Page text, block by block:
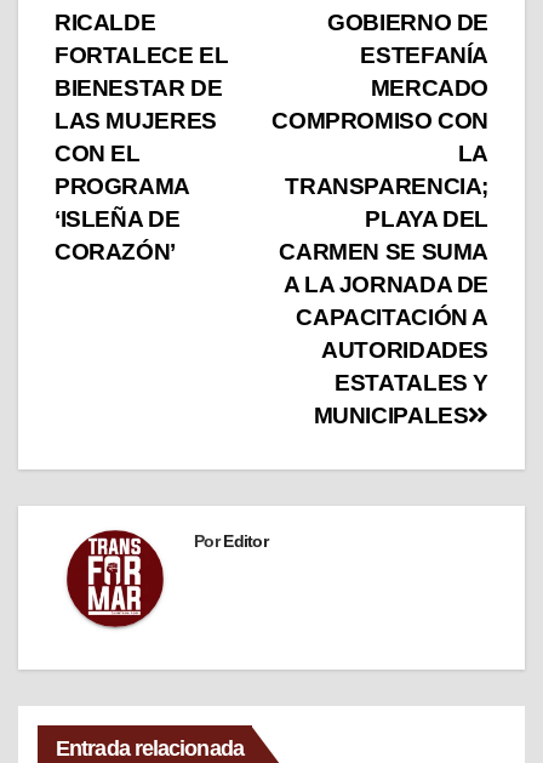
GOBIERNO DE
ESTEFANÍA
MERCADO
COMPROMISO CON
LA
TRANSPARENCIA;
PLAYA DEL
CARMEN SE SUMA
A LA JORNADA DE
CAPACITACIÓN A
AUTORIDADES
ESTATALES Y
MUNICIPALES
RICALDE
FORTALECE EL
BIENESTAR DE
LAS MUJERES
CON EL
PROGRAMA
‘ISLEÑA DE
CORAZÓN’
PorEditor
Entrada relacionada